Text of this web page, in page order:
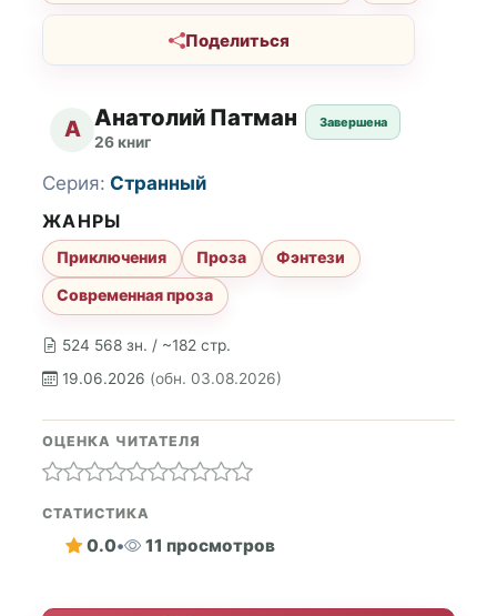
Поделиться
А Анатолий Патман
26 книг
Завершена
524 568 зн. / ~182 стр.
19.06.2026 (обн. 03.08.2026)
Серия: Странный
ЖАНРЫ
Приключения Проза
Фэнтези
Современная проза
ОЦЕНКА ЧИТАТЕЛЯ
СТАТИСТИКА
0.0• 11 просмотров